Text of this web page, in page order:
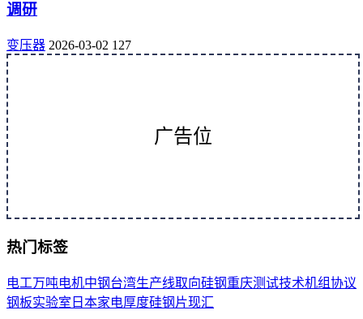
调研
变压器 2026-03-02 127
广告位
热门标签
电工万吨电机中钢台湾生产线取向硅钢重庆测试技术机组协议
钢板实验室 日本家电厚度硅钢片现汇